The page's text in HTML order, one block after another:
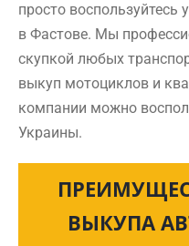
просто воспользуйтесь
в Фастове. Мы
скупкой любых
выкуп мотоциклов и
компании можно
Украины.
ВЫКУПА